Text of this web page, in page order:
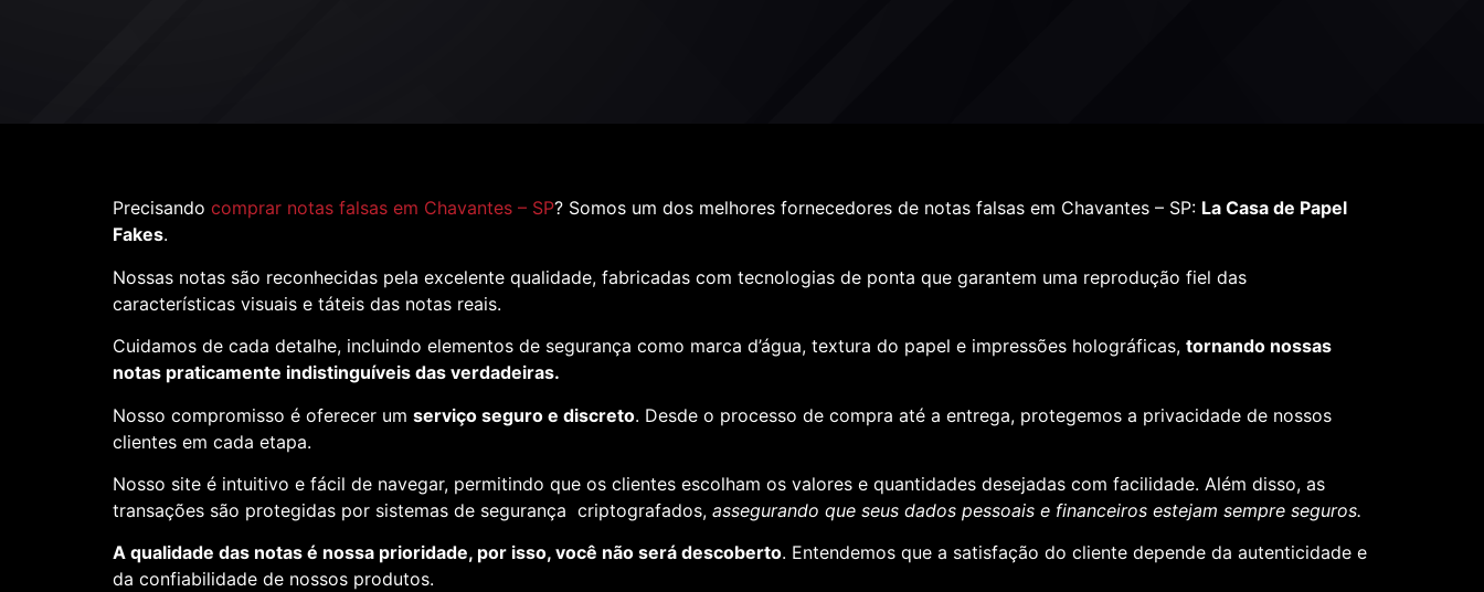
Precisando comprar notas falsas em Chavantes – SP? Somos um dos melhores fornecedores de notas falsas em Chavantes – SP: La Casa de Papel
Fakes.
Nossas notas são reconhecidas pela excelente qualidade, fabricadas com tecnologias de ponta que garantem uma reprodução fiel das
características visuais e táteis das notas reais.
Cuidamos de cada detalhe, incluindo elementos de segurança como marca d’água, textura do papel e impressões holográficas, tornando nossas
notas praticamente indistinguíveis das verdadeiras.
Nosso compromisso é oferecer um serviço seguro e discreto. Desde o processo de compra até a entrega, protegemos a privacidade de nossos
clientes em cada etapa.
Nosso site é intuitivo e fácil de navegar, permitindo que os clientes escolham os valores e quantidades desejadas com facilidade. Além disso, as
transações são protegidas por sistemas de segurança criptografados, assegurando que seus dados pessoais e financeiros estejam sempre seguros.
A qualidade das notas é nossa prioridade, por isso, você não será descoberto. Entendemos que a satisfação do cliente depende da autenticidade e
da confiabilidade de nossos produtos.